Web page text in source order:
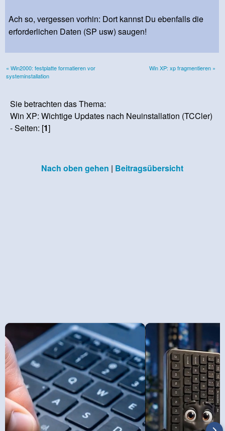
Ach so, vergessen vorhin: Dort kannst Du ebenfalls die
erforderlichen Daten (SP usw) saugen!
« Win2000: festplatte formatieren vor
systeminstallation
Win XP: xp fragmentieren »
Sie betrachten das Thema:
Win XP: Wichtige Updates nach Neuinstallation (TCCler)
- Seiten: [1]
Nach oben gehen | Beitragsübersicht